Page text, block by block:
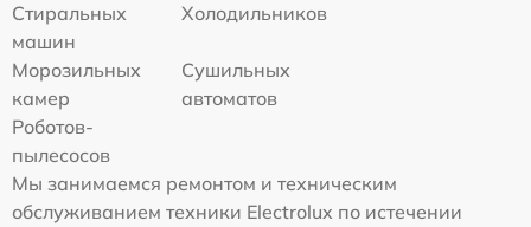
Стиральных
машин
Холодильников
Морозильных
камер
Сушильных
автоматов
Роботов-
пылесосов
Мы занимаемся ремонтом и техническим
обслуживанием техники Electrolux по истечении